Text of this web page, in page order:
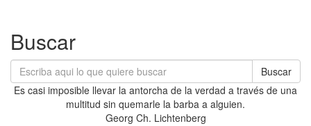
Buscar
Buscar
Es casi imposible llevar la antorcha de la verdad a través de una
multitud sin quemarle la barba a alguien.
Georg Ch. Lichtenberg